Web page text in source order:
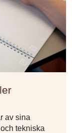
av sina
tekniska